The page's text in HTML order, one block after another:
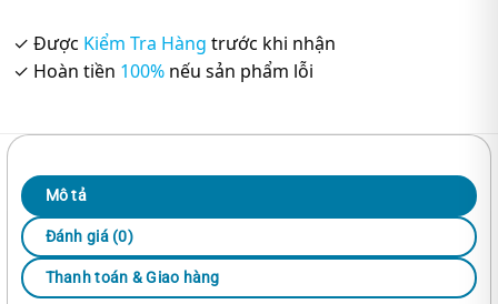
✓ Được Kiểm Tra Hàng trước khi nhận
✓ Hoàn tiền 100% nếu sản phẩm lỗi
Mô tả
Đánh giá (0)
Thanh toán & Giao hàng